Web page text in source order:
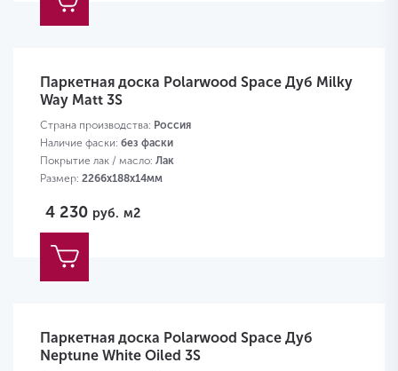
Паркетная доска Polarwood Space Дуб Milky
Way Matt 3S
Страна производства: Россия
Наличие фаски: без фаски
Покрытие лак / масло: Лак
Размер: 2266х188х14мм
4 230 руб. м2
Паркетная доска Polarwood Space Дуб
Neptune White Oiled 3S